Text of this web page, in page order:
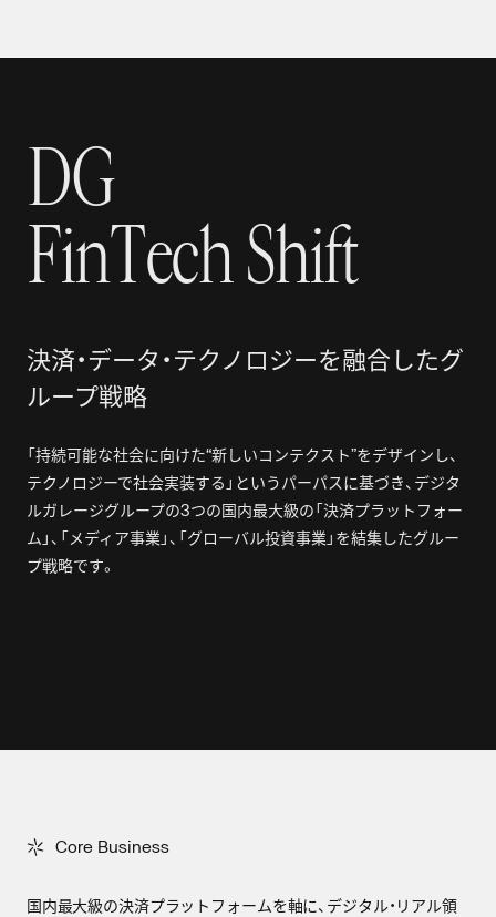
DG
FinTech Shift
DG
FinTechShift
決済・データ・テクノロジーを融合したグ
ループ戦略
「持続可能な社会に向けた“新しいコンテクスト”をデザインし、
テクノロジーで社会実装する」というパーパスに基づき、デジタ
ルガレージグループの3つの国内最大級の「決済プラットフォー
ム」、「メディア事業」、「グローバル投資事業」を結集したグルー
プ戦略です。
Core Business
Core Business
国内最大級の決済プラットフォームを軸に、デジタル・リアル領